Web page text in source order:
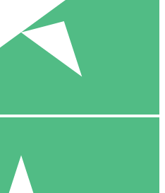
1000
20 00